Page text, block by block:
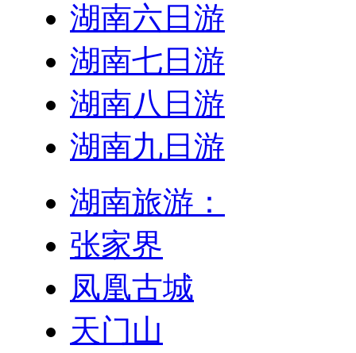
湖南六日游
湖南七日游
湖南八日游
湖南九日游
湖南旅游：
张家界
凤凰古城
天门山